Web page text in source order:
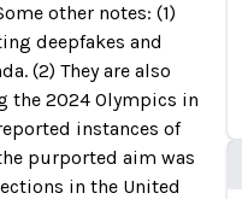
other notes: (1)
deepfakes and
(2) They are also
the 2024 Olympics in
instances of
purported aim was
in the United